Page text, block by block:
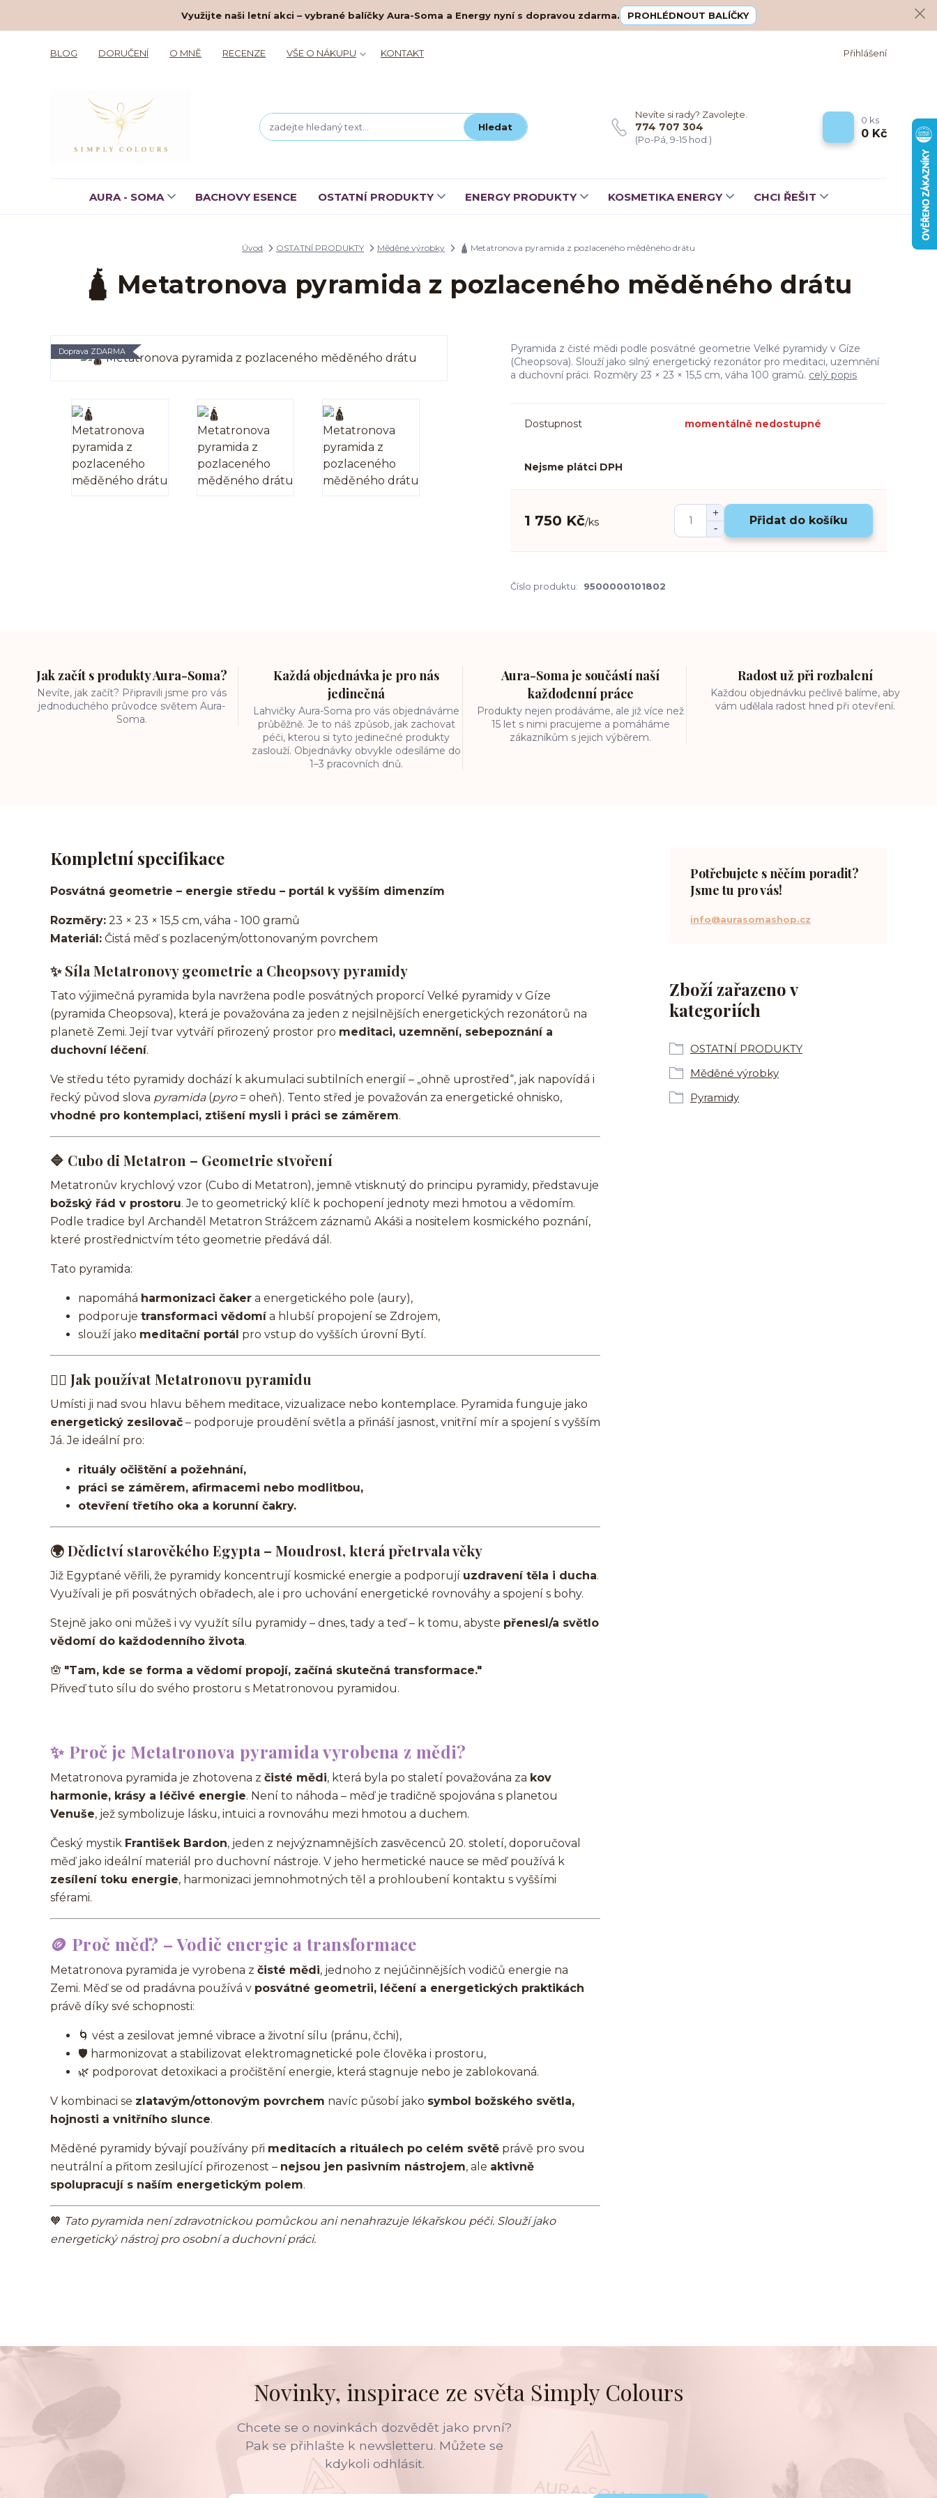
Využijte naši letní akci – vybrané balíčky Aura-Soma a Energy nyní s dopravou zdarma. PROHLÉDNOUT BALÍČKY
BLOG DORUČENÍ O MNĚ RECENZE VŠE O NÁKUPU KONTAKT Přihlášení
Hledat
Nevíte si rady? Zavolejte.
774 707 304
(Po-Pá, 9-15 hod.)
0 ks
0 Kč
AURA - SOMA BACHOVY ESENCE OSTATNÍ PRODUKTY ENERGY PRODUKTY KOSMETIKA ENERGY CHCI ŘEŠIT
Úvod OSTATNÍ PRODUKTY Měděné výrobky 🛕 Metatronova pyramida z pozlaceného měděného drátu
🛕 Metatronova pyramida z pozlaceného měděného drátu
Doprava ZDARMA
Pyramida z čisté mědi podle posvátné geometrie Velké pyramidy v Gíze
(Cheopsova). Slouží jako silný energetický rezonátor pro meditaci, uzemnění
a duchovní práci. Rozměry 23 × 23 × 15,5 cm, váha 100 gramů. celý popis
Dostupnost momentálně nedostupné
Nejsme plátci DPH
1 750 Kč/ks Přidat do košíku
Číslo produktu: 9500000101802
Jak začít s produkty Aura-Soma?
Nevíte, jak začít? Připravili jsme pro vás
jednoduchého průvodce světem Aura-
Soma.
Každá objednávka je pro nás
jedinečná
Lahvičky Aura-Soma pro vás objednáváme
průběžně. Je to náš způsob, jak zachovat
péči, kterou si tyto jedinečné produkty
zaslouží. Objednávky obvykle odesíláme do
1–3 pracovních dnů.
Aura-Soma je součástí naší
každodenní práce
Produkty nejen prodáváme, ale již více než
15 let s nimi pracujeme a pomáháme
zákazníkům s jejich výběrem.
Radost už při rozbalení
Každou objednávku pečlivě balíme, aby
vám udělala radost hned při otevření.
Kompletní specifikace
Posvátná geometrie – energie středu – portál k vyšším dimenzím
Rozměry: 23 × 23 × 15,5 cm, váha - 100 gramů
Materiál: Čistá měď s pozlaceným/ottonovaným povrchem
✨Síla Metatronovy geometrie a Cheopsovy pyramidy
Tato výjimečná pyramida byla navržena podle posvátných proporcí Velké pyramidy v Gíze
(pyramida Cheopsova), která je považována za jeden z nejsilnějších energetických rezonátorů na
planetě Zemi. Její tvar vytváří přirozený prostor pro meditaci, uzemnění, sebepoznání a
duchovní léčení.
Ve středu této pyramidy dochází k akumulaci subtilních energií – „ohně uprostřed“, jak napovídá i
řecký původ slova pyramida(pyro= oheň). Tento střed je považován za energetické ohnisko,
vhodné pro kontemplaci, ztišení mysli i práci se záměrem.
🔷 Cubo di Metatron – Geometrie stvoření
Metatronův krychlový vzor (Cubo di Metatron), jemně vtisknutý do principu pyramidy, představuje
božský řád v prostoru. Je to geometrický klíč k pochopení jednoty mezi hmotou a vědomím.
Podle tradice byl Archanděl Metatron Strážcem záznamů Akáši a nositelem kosmického poznání,
které prostřednictvím této geometrie předává dál.
Tato pyramida:
napomáhá harmonizaci čaker a energetického pole (aury),
podporuje transformaci vědomía hlubší propojení se Zdrojem,
slouží jako meditační portál pro vstup do vyšších úrovní Bytí.
🧘‍♀️ Jak používat Metatronovu pyramidu
Umísti ji nad svou hlavu během meditace, vizualizace nebo kontemplace. Pyramida funguje jako
energetický zesilovač – podporuje proudění světla a přináší jasnost, vnitřní mír a spojení s vyšším
Já. Je ideální pro:
rituály očištění a požehnání,
práci se záměrem, afirmacemi nebo modlitbou,
otevření třetího oka a korunní čakry.
🌍Dědictví starověkého Egypta – Moudrost, která přetrvala věky
Již Egypťané věřili, že pyramidy koncentrují kosmické energie a podporují uzdravení těla i ducha.
Využívali je při posvátných obřadech, ale i pro uchování energetické rovnováhy a spojení s bohy.
Stejně jako oni můžeš i vy využít sílu pyramidy – dnes, tady a teď – k tomu, abyste přenesl/a světlo
vědomí do každodenního života.
🪬 "Tam, kde se forma a vědomí propojí, začíná skutečná transformace."
Přiveď tuto sílu do svého prostoru s Metatronovou pyramidou.
✨ Proč je Metatronova pyramida vyrobena z mědi?
Metatronova pyramida je zhotovena z čisté mědi, která byla po staletí považována za kov
harmonie, krásy a léčivé energie. Není to náhoda – měď je tradičně spojována s planetou
Venuše, jež symbolizuje lásku, intuici a rovnováhu mezi hmotou a duchem.
Český mystik František Bardon, jeden z nejvýznamnějších zasvěcenců 20. století, doporučoval
měď jako ideální materiál pro duchovní nástroje. V jeho hermetické nauce se měď používá k
zesílení toku energie, harmonizaci jemnohmotných těl a prohloubení kontaktu s vyššími
sférami.
🪙 Proč měď? – Vodič energie a transformace
Metatronova pyramida je vyrobena z čisté mědi, jednoho z nejúčinnějších vodičů energie na
Zemi. Měď se od pradávna používá v posvátné geometrii, léčení a energetických praktikách
právě díky své schopnosti:
🌀 vést a zesilovat jemné vibrace a životní sílu (pránu, čchi),
🛡️ harmonizovat a stabilizovat elektromagnetické pole člověka i prostoru,
🌿 podporovat detoxikaci a pročištění energie, která stagnuje nebo je zablokovaná.
V kombinaci se zlatavým/ottonovým povrchem navíc působí jako symbol božského světla,
hojnosti a vnitřního slunce.
Měděné pyramidy bývají používány při meditacích a rituálech po celém světě právě pro svou
neutrální a přitom zesilující přirozenost – nejsou jen pasivním nástrojem, ale aktivně
spolupracují s naším energetickým polem.
🧡 Tato pyramida není zdravotnickou pomůckou ani nenahrazuje lékařskou péči. Slouží jako
energetický nástroj pro osobní a duchovní práci.
Zboží zařazeno v
kategoriích
OSTATNÍ PRODUKTY
Měděné výrobky
Pyramidy
Potřebujete s něčím poradit?
Jsme tu pro vás!
info@aurasomashop.cz
Novinky, inspirace ze světa Simply Colours
Chcete se o novinkách dozvědět jako první?
Pak se přihlašte k newsletteru. Můžete se
kdykoli odhlásit.